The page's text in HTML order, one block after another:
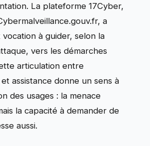
La plateforme 17Cyber,
a
à guider, selon la
vers les démarches
articulation entre
et assistance donne un sens à
des usages : la menace
la capacité à demander de
aussi.